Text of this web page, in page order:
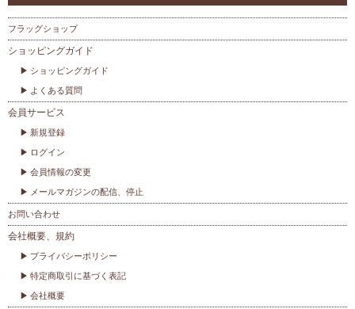
フラッグショップ
ショッピングガイド
ショッピングガイド
よくある質問
会員サービス
新規登録
ログイン
会員情報の変更
メールマガジンの配信、停止
お問い合わせ
会社概要、規約
プライバシーポリシー
特定商取引に基づく表記
会社概要